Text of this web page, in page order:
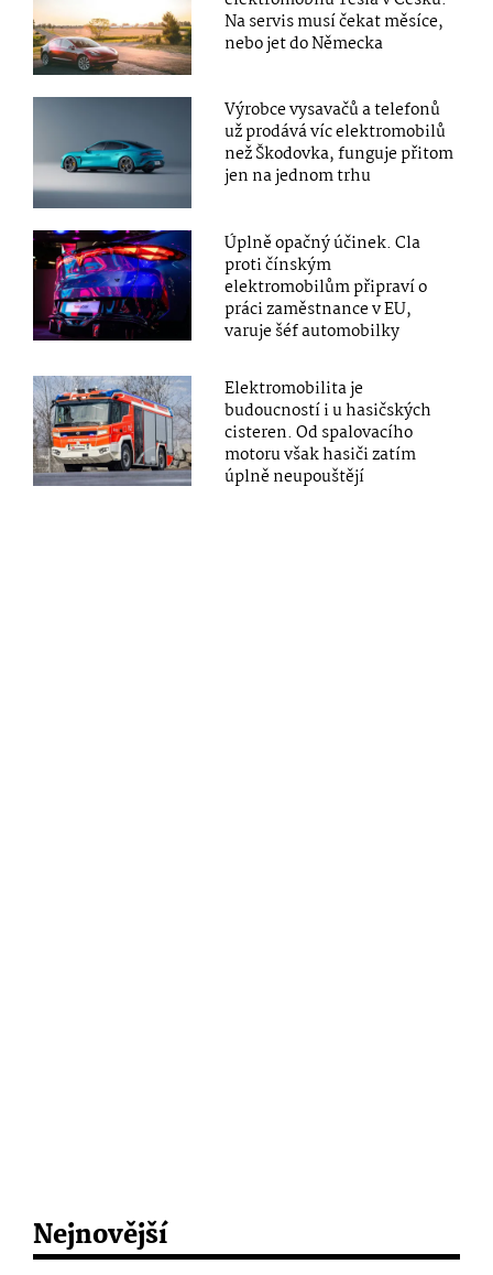
Na servis musí čekat měsíce,
nebo jet do Německa
Výrobce vysavačů a telefonů
už prodává víc elektromobilů
než Škodovka, funguje přitom
jen na jednom trhu
Úplně opačný účinek. Cla
proti čínským
elektromobilům připraví o
práci zaměstnance v EU,
varuje šéf automobilky
Elektromobilita je
budoucností i u hasičských
cisteren. Od spalovacího
motoru však hasiči zatím
úplně neupouštějí
Nejnovější